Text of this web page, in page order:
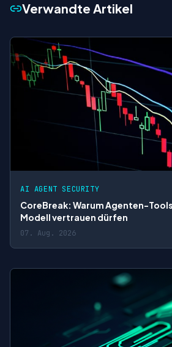
Verwandte Artikel
AI AGENT SECURITY
CoreBreak: Warum Agenten-
Modell vertrauen dürfen
07. Aug. 2026